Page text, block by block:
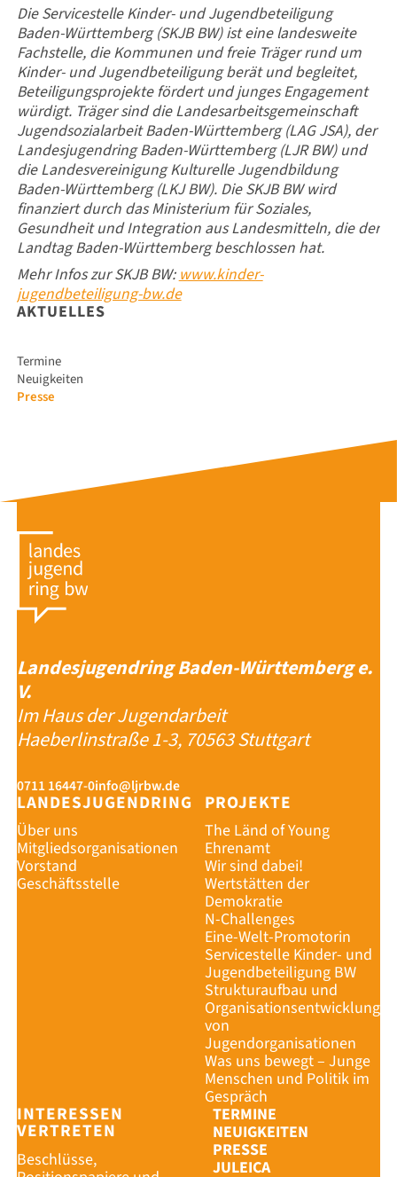
AKTUELLES
Navigation
überspringen
Termine
Neuigkeiten
Presse
Die Servicestelle Kinder- und Jugendbeteiligung
Baden-Württemberg (SKJB BW) ist eine landesweite
Fachstelle, die Kommunen und freie Träger rund um
Kinder- und Jugendbeteiligung berät und begleitet,
Beteiligungsprojekte fördert und junges Engagement
würdigt. Träger sind die Landesarbeitsgemeinschaft
Jugendsozialarbeit Baden-Württemberg (LAG JSA), der
Landesjugendring Baden-Württemberg (LJR BW) und
die Landesvereinigung Kulturelle Jugendbildung
Baden-Württemberg (LKJ BW). Die SKJB BW wird
finanziert durch das Ministerium für Soziales,
Gesundheit und Integration aus Landesmitteln, die der
Landtag Baden-Württemberg beschlossen hat.
Mehr Infos zur SKJB BW:www.kinder-
jugendbeteiligung-bw.de
Landesjugendring Baden-Württemberg e.
V.
Im Haus der Jugendarbeit
Haeberlinstraße 1-3, 70563 Stuttgart
0711 16447-0info@ljrbw.de
LANDESJUGENDRING
Über uns
Mitgliedsorganisationen
Vorstand
Geschäftsstelle
PROJEKTE
The Länd of Young
Ehrenamt
Wir sind dabei!
Wertstätten der
Demokratie
N-Challenges
Eine-Welt-Promotorin
Servicestelle Kinder- und
Jugendbeteiligung BW
Strukturaufbau und
Organisationsentwicklung
von
Jugendorganisationen
Was uns bewegt – Junge
Menschen und Politik im
Gespräch
INTERESSEN
VERTRETEN
Beschlüsse,
TERMINE
NEUIGKEITEN
PRESSE
JULEICA